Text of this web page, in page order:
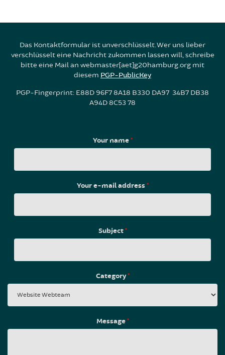
Das Kontaktformular ist unverschlüsselt. Wer uns lieber
verschlüsselt eine Nachricht zukommen lassen will, schreibe
bitte eine Mail an webmaster[aet]g20hamburg.org mit
diesem PGP-PublicKey
PGP-Fingerprint: E88D 96F7 8A18 B330 DA97 34B7 DB38
A94D 8C53 78
Your name*
Your e-mail address*
Subject*
Category*
Message*